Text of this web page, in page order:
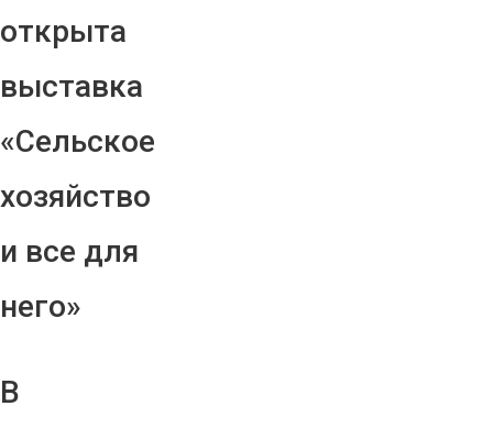
открыта
выставка
«Сельское
хозяйство
и все для
него»
В